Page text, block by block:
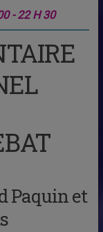
- 22 H 30
Paquin et